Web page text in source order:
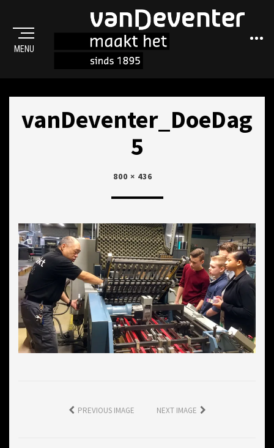
MENU
vanDeventer_DoeDag
5
POSTED
22
800 × 436
PREVIOUS IMAGE NEXT IMAGE